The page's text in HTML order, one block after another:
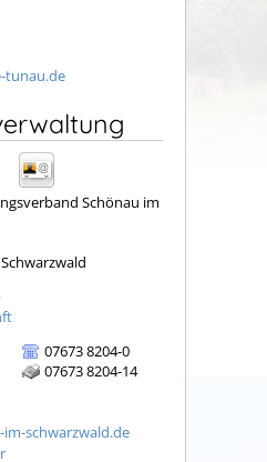
tunau.de
Schönau im
07673 8204-0
07673 8204-14
schwarzwald.de